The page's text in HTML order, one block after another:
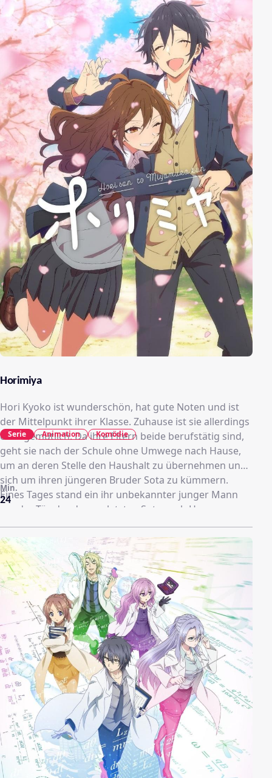
und der harten Realität stellen.
Horimiya
Hori Kyoko ist wunderschön, hat gute Noten und ist
der Mittelpunkt ihrer Klasse. Zuhause ist sie allerdings
eher gemütlich. Da ihre Eltern beide berufstätig sind,
geht sie nach der Schule ohne Umwege nach Hause,
um an deren Stelle den Haushalt zu übernehmen und
sich um ihren jüngeren Bruder Sota zu kümmern.
Eines Tages stand ein ihr unbekannter junger Mann
vor der Tür, der den verletzten Sota nach Hause
begleitet hatte. „Hori?“ In dem Moment, als er ihren
Namen aussprach, wurde ihr klar, dass dieser Junge ihr
Klassenkamerad war. Was würde passieren, wenn das
beliebteste Mädchen der Klasse und der eher düstere
Junge aufeinandertreffen? Liebe und Freundschaft. Ein
erfrischend prickelndes Schulleben ganz im Zeichen
der Jugend!
24
Min.
Serie Animation Komödie